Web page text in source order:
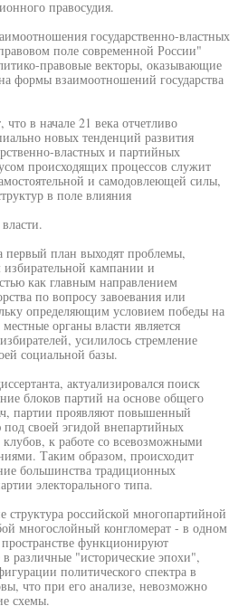
правосудия.
государственно-властных
поле современной России"
правовые векторы, оказывающие
формы взаимоотношений государства
что в начале 21 века отчетливо
новых тенденций развития
властных и партийных
происходящих процессов служит
и самодовлеющей силы,
в поле влияния
первый план выходят проблемы,
кампании и
как главным направлением
по вопросу завоевания или
определяющим условием победы на
органы власти является
усилилось стремление
социальной базы.
актуализировался поиск
блоков партий на основе общего
партии проявляют повышенный
своей эгидой внепартийных
к работе со всевозможными
Таким образом, происходит
большинства традиционных
электорального типа.
российской многопартийной
многослойный конгломерат - в одном
функционируют
различные "исторические эпохи",
политического спектра в
что при его анализе, невозможно
схемы.